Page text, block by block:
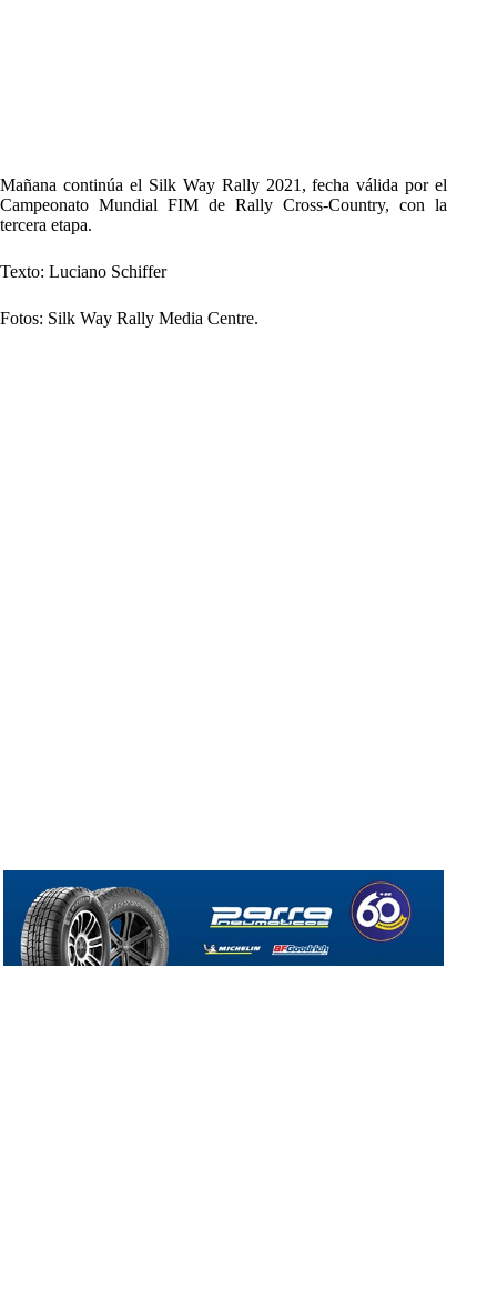
Mañana continúa el Silk Way Rally 2021, fecha válida por el
Campeonato Mundial FIM de Rally Cross-Country, con la
tercera etapa.
Texto: Luciano Schiffer
Fotos: Silk Way Rally Media Centre.